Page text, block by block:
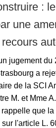
:
une
jugement du
a
de la SCI
M. et Mme
que
sur l'article L.